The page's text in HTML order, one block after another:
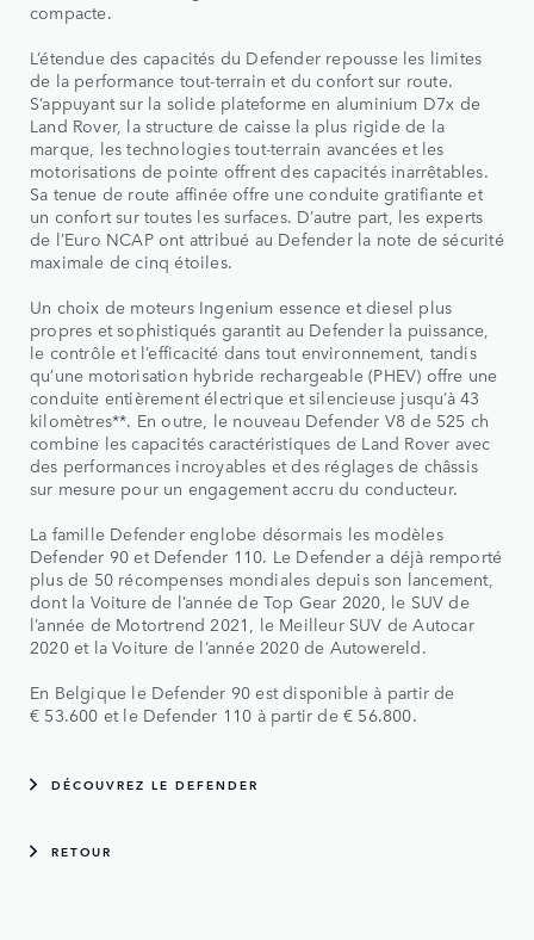
compacte.
L’étendue des capacités du Defender repousse les limites
de la performance tout-terrain et du confort sur route.
S’appuyant sur la solide plateforme en aluminium D7x de
Land Rover, la structure de caisse la plus rigide de la
marque, les technologies tout-terrain avancées et les
motorisations de pointe offrent des capacités inarrêtables.
Sa tenue de route affinée offre une conduite gratifiante et
un confort sur toutes les surfaces. D’autre part, les experts
de l’Euro NCAP ont attribué au Defender la note de sécurité
maximale de cinq étoiles.
Un choix de moteurs Ingenium essence et diesel plus
propres et sophistiqués garantit au Defender la puissance,
le contrôle et l’efficacité dans tout environnement, tandis
qu’une motorisation hybride rechargeable (PHEV) offre une
conduite entièrement électrique et silencieuse jusqu’à 43
kilomètres**. En outre, le nouveau Defender V8 de 525 ch
combine les capacités caractéristiques de Land Rover avec
des performances incroyables et des réglages de châssis
sur mesure pour un engagement accru du conducteur.
La famille Defender englobe désormais les modèles
Defender 90 et Defender 110. Le Defender a déjà remporté
plus de 50 récompenses mondiales depuis son lancement,
dont la Voiture de l’année de Top Gear 2020, le SUV de
l’année de Motortrend 2021, le Meilleur SUV de Autocar
2020 et la Voiture de l’année 2020 de Autowereld.
En Belgique le Defender 90 est disponible à partir de
€ 53.600 et le Defender 110 à partir de € 56.800.
DÉCOUVREZ LE DEFENDER
RETOUR